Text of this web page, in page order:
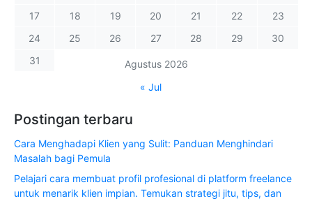
Agustus 2026
17
18 19 20 21 22
23
24
25 26 27 28 29
30
31
« Jul
Postingan terbaru
Cara Menghadapi Klien yang Sulit: Panduan Menghindari
Masalah bagi Pemula
Pelajari cara membuat profil profesional di platform freelance
untuk menarik klien impian. Temukan strategi jitu, tips, dan